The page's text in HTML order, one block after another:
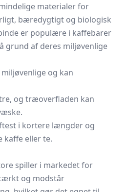
materialer for
bæredygtigt og biologisk
er populære i kaffebarer
grund af deres miljøvenlige
og kan
og træoverfladen kan
i kortere længder og
kaffe eller te.
spiller i markedet for
og modstår